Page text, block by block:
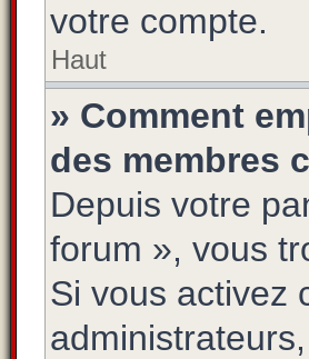
votre compte.
Haut
» Comment
des membres
Depuis votre
forum », vous
Si vous activez